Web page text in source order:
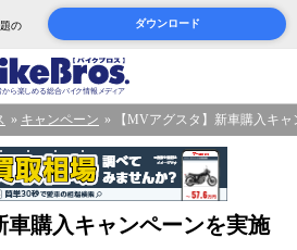
の
ダウンロード
キャンペーン 【MVアグスタ】新車購入キ
車購入キャンペーンを実施